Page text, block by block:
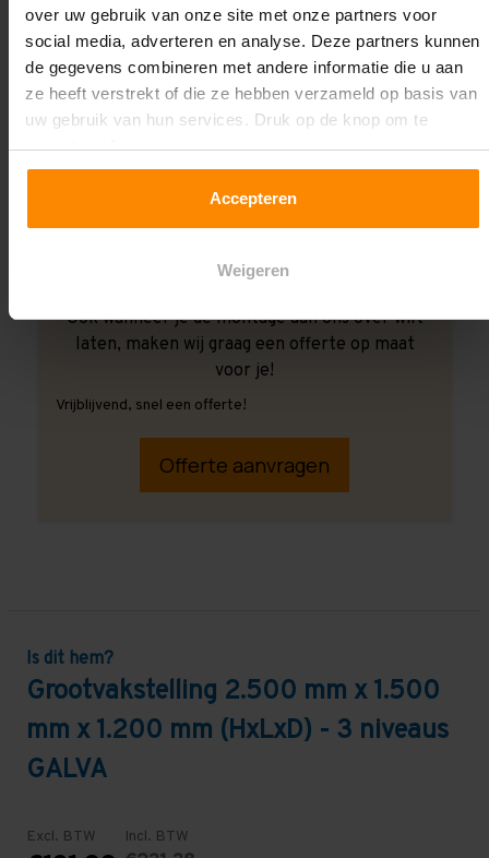
over uw gebruik van onze site met onze partners voor
social media, adverteren en analyse. Deze partners kunnen
de gegevens combineren met andere informatie die u aan
ze heeft verstrekt of die ze hebben verzameld op basis van
uw gebruik van hun services. Druk op de knop om te
accepteren!
Accepteren
Weigeren
Ook wanneer je de montage aan ons over wilt
laten, maken wij graag een offerte op maat
voor je!
Vrijblijvend, snel een offerte!
Offerte aanvragen
Is dit hem?
Grootvakstelling 2.500 mm x 1.500
mm x 1.200 mm (HxLxD) - 3 niveaus
GALVA
Excl. BTW Incl. BTW